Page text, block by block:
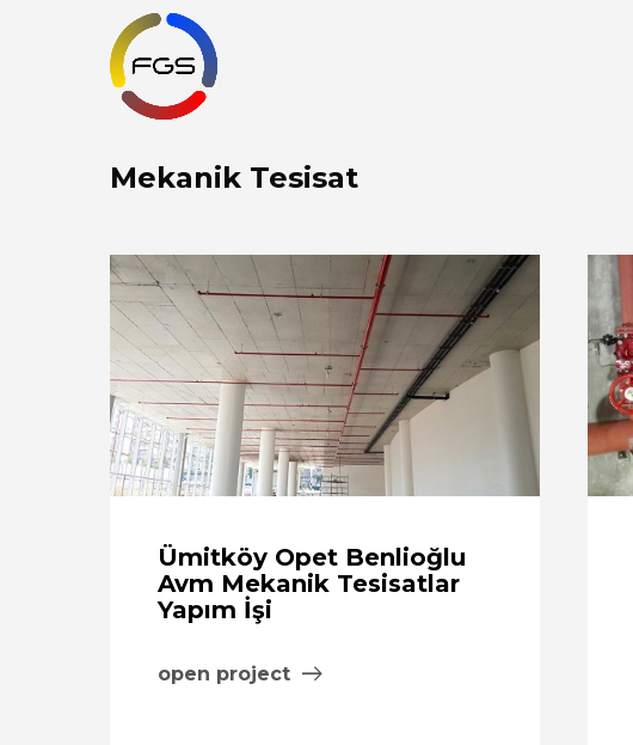
Mekanik Tesisat
Ümitköy Opet Benlioğlu
Avm Mekanik Tesisatlar
Yapım İşi
open project